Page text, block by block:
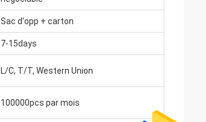
Sac d'opp + carton
7-15days
L/C, T/T, Western Union
100000pcs par mois